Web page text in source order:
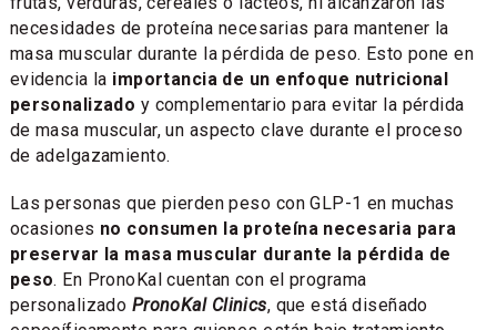
necesidades de proteína necesarias para mantener la
masa muscular durante la pérdida de peso. Esto pone en
evidencia la importancia de un enfoque nutricional
personalizado y complementario para evitar la pérdida
de masa muscular, un aspecto clave durante el proceso
de adelgazamiento.
Las personas que pierden peso con GLP-1 en muchas
ocasiones no consumen la proteína necesaria para
preservar la masa muscular durante la pérdida de
peso. En PronoKal cuentan con el programa
personalizado PronoKal Clinics, que está diseñado